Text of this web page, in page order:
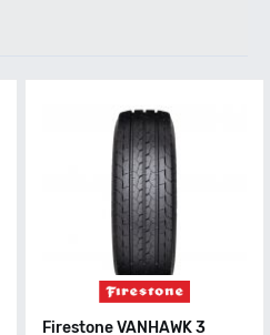
Firestone VANHAWK 3